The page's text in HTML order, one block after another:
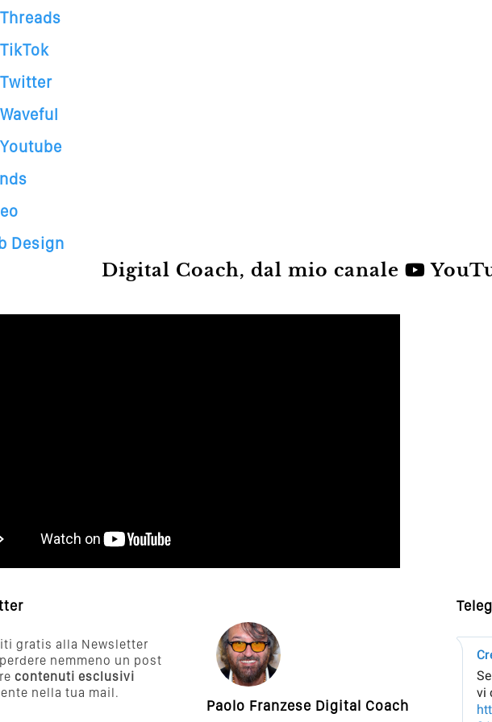
Threads
TikTok
Twitter
Waveful
Youtube
Design
Digital Coach, dal mio canale
gratis alla Newsletter
nemmeno un post
contenuti esclusivi
nella tua mail.
Paolo Franzese Digital Coach